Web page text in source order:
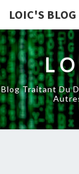
LOIC'S BLOG
Blog Traitant Du